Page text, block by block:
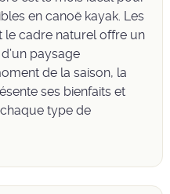
en canoë kayak. Les
le cadre naturel offre un
paysage
de la saison, la
ses bienfaits et
type de